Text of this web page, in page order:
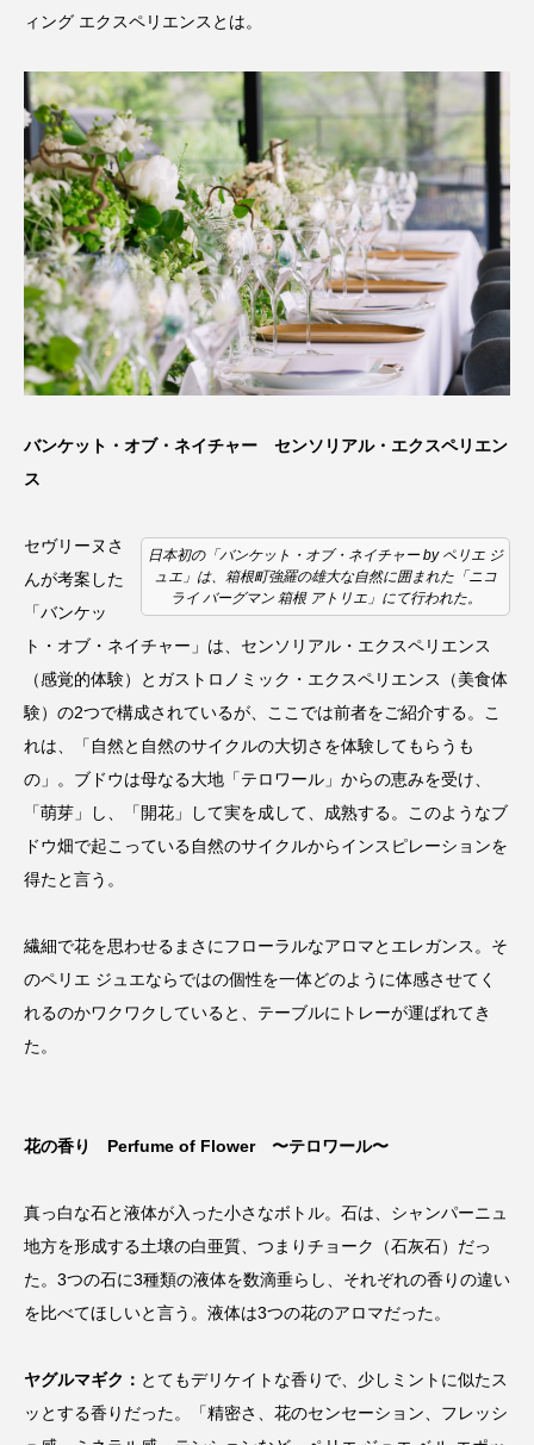
ィング エクスペリエンスとは。
バンケット・オブ・ネイチャー センソリアル・エクスペリエン
ス
日本初の「バンケット・オブ・ネイチャー by ペリエ ジ
ュエ」は、箱根町強羅の雄大な自然に囲まれた「ニコ
ライ バーグマン 箱根 アトリエ」にて行われた。
セヴリーヌさ
んが考案した
「バンケッ
ト・オブ・ネイチャー」は、センソリアル・エクスペリエンス
（感覚的体験）とガストロノミック・エクスペリエンス（美食体
験）の2つで構成されているが、ここでは前者をご紹介する。こ
れは、「自然と自然のサイクルの大切さを体験してもらうも
の」。ブドウは母なる大地「テロワール」からの恵みを受け、
「萌芽」し、「開花」して実を成して、成熟する。このようなブ
ドウ畑で起こっている自然のサイクルからインスピレーションを
得たと言う。
繊細で花を思わせるまさにフローラルなアロマとエレガンス。そ
のペリエ ジュエならではの個性を一体どのように体感させてく
れるのかワクワクしていると、テーブルにトレーが運ばれてき
た。
花の香り Perfume of Flower 〜テロワール〜
真っ白な石と液体が入った小さなボトル。石は、シャンパーニュ
地方を形成する土壌の白亜質、つまりチョーク（石灰石）だっ
た。3つの石に3種類の液体を数滴垂らし、それぞれの香りの違い
を比べてほしいと言う。液体は3つの花のアロマだった。
ヤグルマギク： とてもデリケイトな香りで、少しミントに似たス
ッとする香りだった。「精密さ、花のセンセーション、フレッシ